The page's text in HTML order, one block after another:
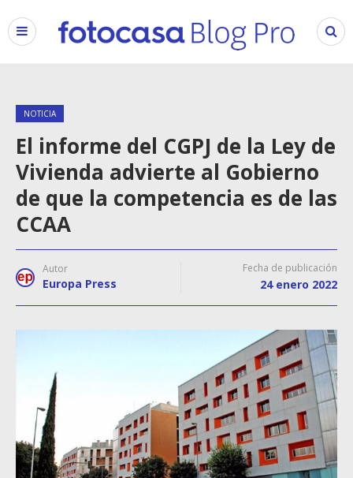
NOTICIA
El informe del CGPJ de la Ley de
Vivienda advierte al Gobierno
de que la competencia es de las
CCAA
Autor
Europa Press
Fecha de publicación
24 enero 2022